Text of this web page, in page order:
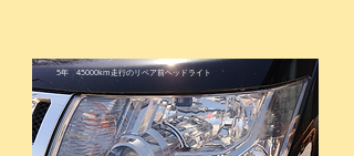
5年 45000km走行のリペア前ヘッドライト